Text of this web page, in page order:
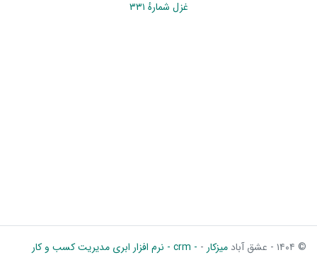
غزل شمارهٔ ۳۳۱
© ۱۴۰۴ - عشق آباد میزکار - - crm - نرم افزار ابری مدیریت کسب و کار